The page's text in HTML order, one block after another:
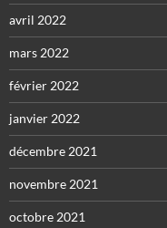
avril 2022
mars 2022
février 2022
janvier 2022
décembre 2021
novembre 2021
octobre 2021